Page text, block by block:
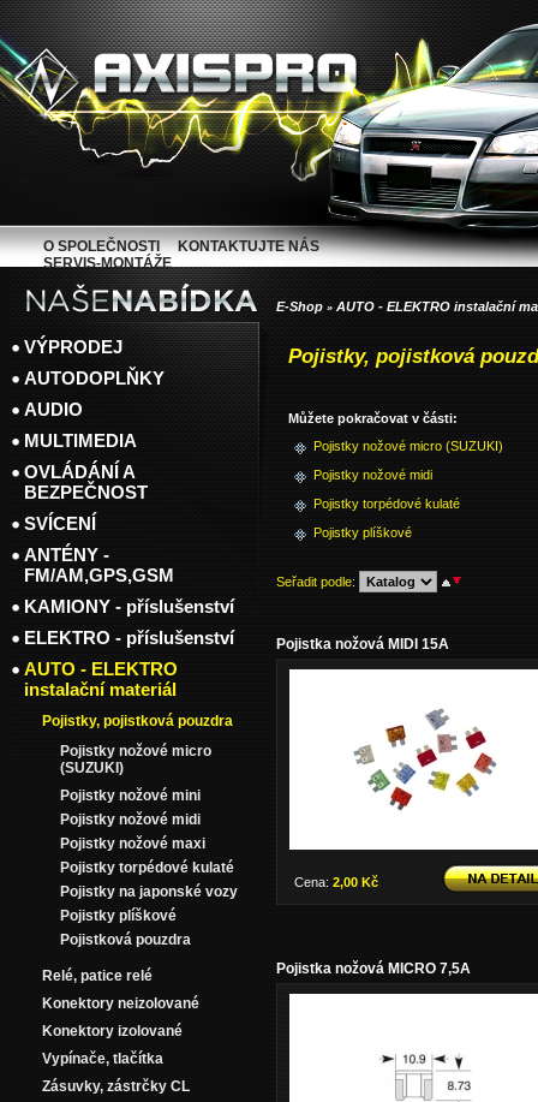
E-Shop » AUTO - ELEKTRO instalační
Pojistky, pojistková
Můžete pokračovat v části:
Pojistky nožové micro (SUZUKI)
Pojistky nožové midi
Pojistky torpédové kulaté
Pojistky plíškové
Seřadit podle:
Pojistka nožová MIDI 15A
Cena: 2,00 Kč
Pojistka nožová MICRO 7,5A
VÝPRODEJ
AUTODOPLŇKY
AUDIO
MULTIMEDIA
OVLÁDÁNÍ A
BEZPEČNOST
SVÍCENÍ
ANTÉNY -
FM/AM,GPS,GSM
KAMIONY - příslušenství
ELEKTRO - příslušenství
AUTO - ELEKTRO
instalační materiál
Pojistky, pojistková pouzdra
Pojistky nožové micro
(SUZUKI)
Pojistky nožové mini
Pojistky nožové midi
Pojistky nožové maxi
Pojistky torpédové kulaté
Pojistky na japonské vozy
Pojistky plíškové
Pojistková pouzdra
Relé, patice relé
Konektory neizolované
Konektory izolované
Vypínače, tlačítka
Zásuvky, zástrčky CL
O SPOLEČNOSTI
KONTAKTUJTE NÁS
SERVIS-MONTÁŽE